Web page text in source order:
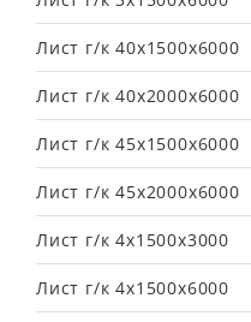
Лист г/к 40х1500х6000
Лист г/к 40х2000х6000
Лист г/к 45х1500х6000
Лист г/к 45х2000х6000
Лист г/к 4х1500х3000
Лист г/к 4х1500х6000